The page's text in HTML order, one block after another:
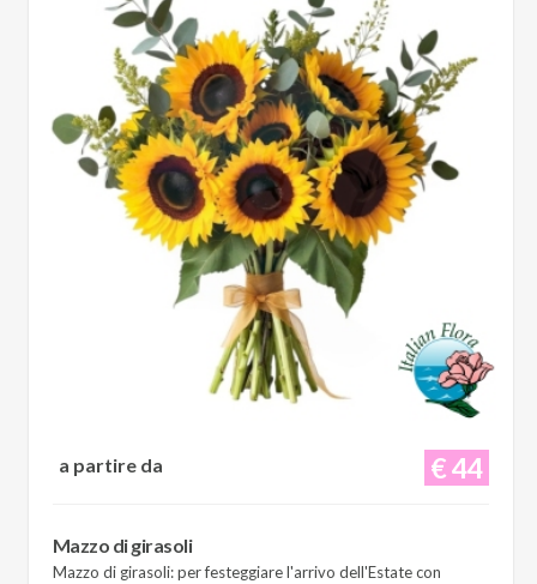
€ 44
a partire da
Mazzo di girasoli
Mazzo di girasoli: per festeggiare l'arrivo dell'Estate con